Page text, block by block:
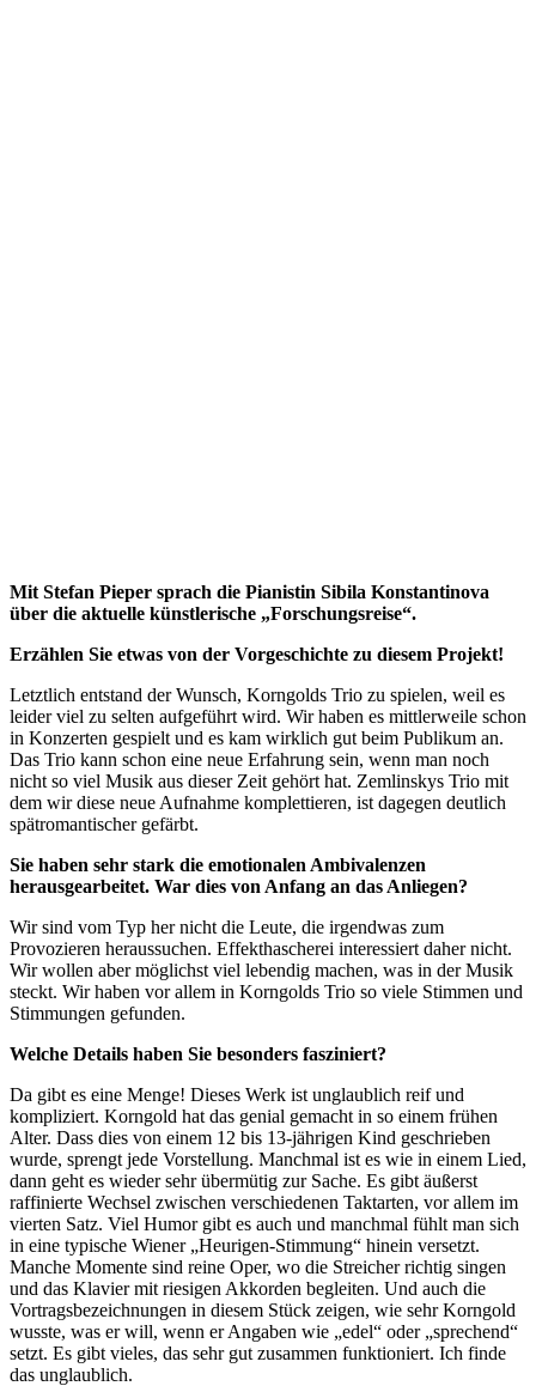
Mit Stefan Pieper sprach die Pianistin Sibila Konstantinova
über die aktuelle künstlerische „Forschungsreise“.
Erzählen Sie etwas von der Vorgeschichte zu diesem Projekt!
Letztlich entstand der Wunsch, Korngolds Trio zu spielen, weil es
leider viel zu selten aufgeführt wird. Wir haben es mittlerweile schon
in Konzerten gespielt und es kam wirklich gut beim Publikum an.
Das Trio kann schon eine neue Erfahrung sein, wenn man noch
nicht so viel Musik aus dieser Zeit gehört hat. Zemlinskys Trio mit
dem wir diese neue Aufnahme komplettieren, ist dagegen deutlich
spätromantischer gefärbt.
Sie haben sehr stark die emotionalen Ambivalenzen
herausgearbeitet. War dies von Anfang an das Anliegen?
Wir sind vom Typ her nicht die Leute, die irgendwas zum
Provozieren heraussuchen. Effekthascherei interessiert daher nicht.
Wir wollen aber möglichst viel lebendig machen, was in der Musik
steckt. Wir haben vor allem in Korngolds Trio so viele Stimmen und
Stimmungen gefunden.
Welche Details haben Sie besonders fasziniert?
Da gibt es eine Menge! Dieses Werk ist unglaublich reif und
kompliziert. Korngold hat das genial gemacht in so einem frühen
Alter. Dass dies von einem 12 bis 13-jährigen Kind geschrieben
wurde, sprengt jede Vorstellung. Manchmal ist es wie in einem Lied,
dann geht es wieder sehr übermütig zur Sache. Es gibt äußerst
raffinierte Wechsel zwischen verschiedenen Taktarten, vor allem im
vierten Satz. Viel Humor gibt es auch und manchmal fühlt man sich
in eine typische Wiener „Heurigen-Stimmung“ hinein versetzt.
Manche Momente sind reine Oper, wo die Streicher richtig singen
und das Klavier mit riesigen Akkorden begleiten. Und auch die
Vortragsbezeichnungen in diesem Stück zeigen, wie sehr Korngold
wusste, was er will, wenn er Angaben wie „edel“ oder „sprechend“
setzt. Es gibt vieles, das sehr gut zusammen funktioniert. Ich finde
das unglaublich.